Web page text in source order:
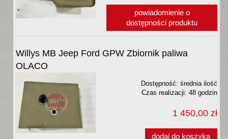
powiadomienie o
dostępności produktu
Willys MB Jeep Ford GPW Zbiornik paliwa
OLACO
Dostępność: średnia ilość
Czas realizacji: 48 godzin
1 450,00 zł
dodaj do koszyka